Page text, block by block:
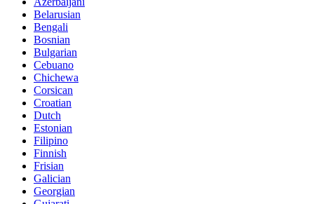
Belarusian
Bengali
Bosnian
Bulgarian
Cebuano
Chichewa
Corsican
Croatian
Dutch
Estonian
Filipino
Finnish
Frisian
Galician
Georgian